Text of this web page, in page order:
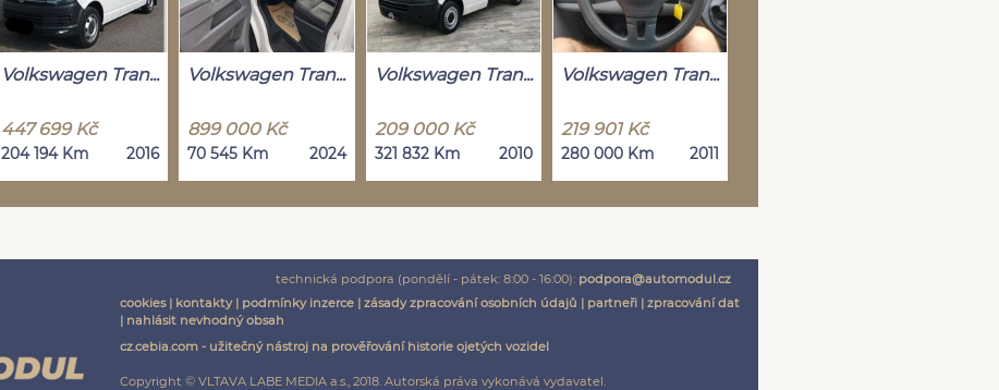
Volkswagen Tran...
447 699 Kč
204 194 Km 2016
Volkswagen Tran...
899 000 Kč
70 545 Km 2024
Volkswagen Tran...
209 000 Kč
321 832 Km 2010
Volkswagen Tran...
219 901 Kč
280 000 Km 2011
technická podpora (pondělí - pátek: 8:00 - 16:00): podpora@automodul.cz
cookies| kontakty| podmínky inzerce| zásady zpracování osobních údajů | partneři| zpracování dat
| nahlásit nevhodný obsah
cz.cebia.com - užitečný nástroj na prověřování historie ojetých vozidel
Copyright © VLTAVA LABE MEDIA a.s., 2018. Autorská práva vykonává vydavatel.